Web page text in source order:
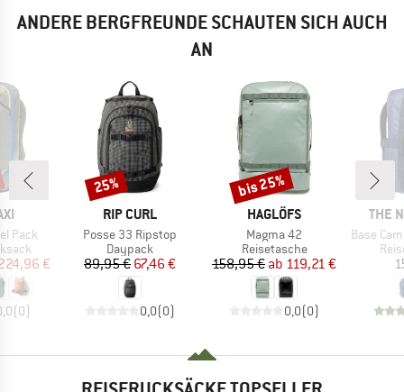
ANDERE BERGFREUNDE SCHAUTEN SICH AUCH
AN
Pack
Preis
€
(0)
MARKE
RIP CURL
Artikel
Posse 33 Ripstop
Produktgruppe
Daypack
Preis
89,95 €reduzierter Preis
67,46 €
0,0(0)
Rabatt
25%
MARKE
HAGLÖFS
Artikel
Magma 42
Produktgruppe
Reisetasche
Preis
158,95 € reduzierter Preis
ab 119,21 €
0,0(0)
Rabatt
bis 25%
THE
Artikel
Base Camp